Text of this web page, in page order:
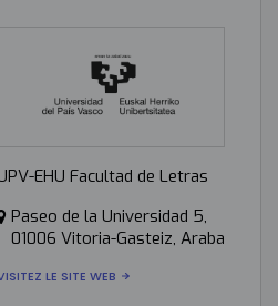
EHU Facultad de Letras
Paseo de la Universidad 5,
01006 Vitoria-Gasteiz, Araba
LE SITE WEB